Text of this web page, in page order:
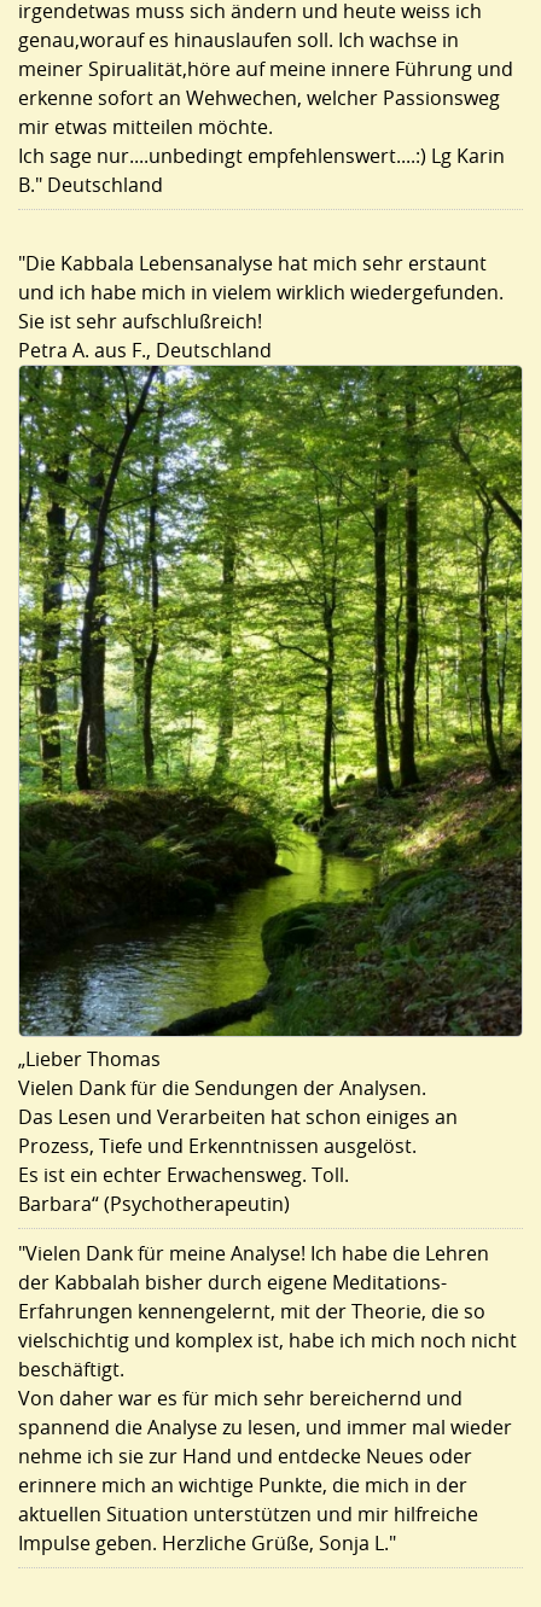
irgendetwas muss sich ändern und heute weiss ich
genau,worauf es hinauslaufen soll. Ich wachse in
meiner Spirualität,höre auf meine innere Führung und
erkenne sofort an Wehwechen, welcher Passionsweg
mir etwas mitteilen möchte.
Ich sage nur....unbedingt empfehlenswert....:) Lg Karin
B." Deutschland
"Die Kabbala Lebensanalyse hat mich sehr erstaunt
und ich habe mich in vielem wirklich wiedergefunden.
Sie ist sehr aufschlußreich!
Petra A. aus F., Deutschland
Kunden-Referenzen der Kabbala-
Lebensanalyse von Thomas Häßle
„Lieber Thomas
Vielen Dank für die Sendungen der Analysen.
Das Lesen und Verarbeiten hat schon einiges an
Prozess, Tiefe und Erkenntnissen ausgelöst.
Es ist ein echter Erwachensweg. Toll.
Barbara“ (Psychotherapeutin)
"Vielen Dank für meine Analyse! Ich habe die Lehren
der Kabbalah bisher durch eigene Meditations-
Erfahrungen kennengelernt, mit der Theorie, die so
vielschichtig und komplex ist, habe ich mich noch nicht
beschäftigt.
Von daher war es für mich sehr bereichernd und
spannend die Analyse zu lesen, und immer mal wieder
nehme ich sie zur Hand und entdecke Neues oder
erinnere mich an wichtige Punkte, die mich in der
aktuellen Situation unterstützen und mir hilfreiche
Impulse geben. Herzliche Grüße, Sonja L."